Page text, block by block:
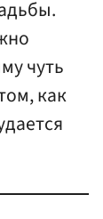
чуть
как